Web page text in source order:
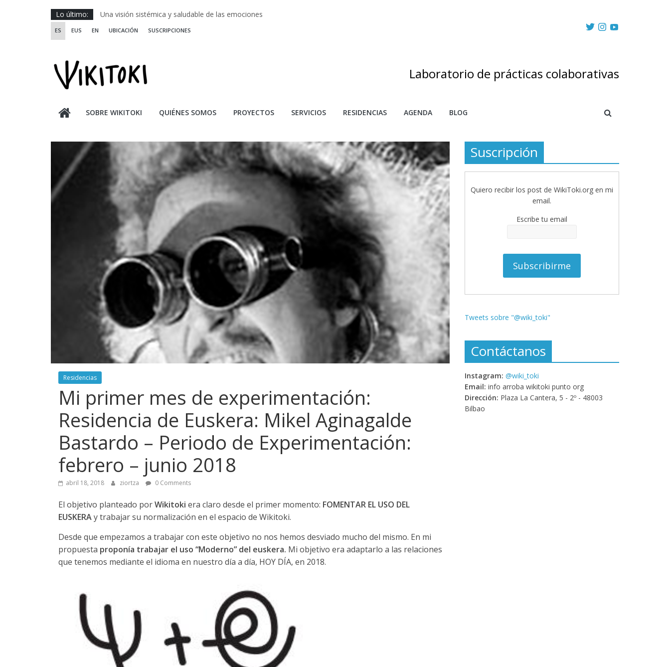
Saltar
contenido
Lo último:
Una visión sistémica y saludable de las emociones
Investigando y haciendo desde-con las artes
ES EUS EN UBICACIÓN SUSCRIPCIONES
Laboratorio de prácticas colaborativas
SOBRE WIKITOKI QUIÉNES SOMOS PROYECTOS SERVICIOS RESIDENCIAS AGENDA BLOG
Residencias
Mi primer mes de experimentación:
Residencia de Euskera: Mikel Aginagalde
Bastardo – Periodo de Experimentación:
febrero – junio 2018
abril 18, 2018 ziortza 0 Comments
El objetivo planteado porWikitoki era claro desde el primer momento: FOMENTAR EL USO DEL
EUSKERAy trabajar su normalización en el espacio de Wikitoki.
Desde que empezamos a trabajar con este objetivo no nos hemos desviado mucho del mismo. En mi
propuesta proponía trabajar el uso “Moderno” del euskera. Mi objetivo era adaptarlo a las relaciones
que tenemos mediante el idioma en nuestro día a día, HOY DÍA, en 2018.
Suscripción
Quiero recibir los post de WikiToki.org en mi
email.
Escribe tu email
Tweets sobre "@wiki_toki"
Contáctanos
Instagram: @wiki_toki
Email: info arroba wikitoki punto org
Dirección: Plaza La Cantera, 5 - 2º - 48003
Bilbao